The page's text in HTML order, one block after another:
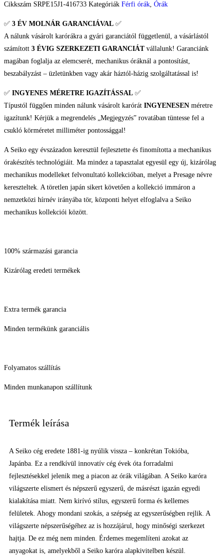
Cikkszám SRPE15J1-416733 Kategóriák Férfi órák, Órák
✅ 3 ÉV MOLNÁR GARANCIÁVAL ✅
A nálunk vásárolt karórákra a gyári garanciától függetlenül, a vásárlástól
számított 3 ÉVIG SZERKEZETI GARANCIÁTvállalunk! Garanciánk
magában foglalja az elemcserét, mechanikus óráknál a pontosítást,
beszabályzást – üzletünkben vagy akár háztól-házig szolgáltatással is!
✅ INGYENES MÉRETRE IGAZÍTÁSSAL ✅
Típustól függően minden nálunk vásárolt karórát INGYENESEN méretre
igazítunk! Kérjük a megrendelés „Megjegyzés” rovatában tüntesse fel a
csukló körméretet milliméter pontossággal!
A Seiko egy évszázadon keresztül fejlesztette és finomította a mechanikus
órakészítés technológiáit. Ma mindez a tapasztalat egyesül egy új, kizárólag
mechanikus modelleket felvonultató kollekcióban, melyet a Presage névre
kereszteltek. A töretlen japán sikert követően a kollekció immáron a
nemzetközi hírnév irányába tör, központi helyet elfoglalva a Seiko
mechanikus kollekciói között.
100% származási garancia
Kizárólag eredeti termékek
Extra termék garancia
Minden termékünk garanciális
Folyamatos szállítás
Minden munkanapon szállítunk
Termék leírása
A Seiko cég eredete 1881-ig nyúlik vissza – konkrétan Tokióba,
Japánba. Ez a rendkívül innovatív cég évek óta forradalmi
fejlesztésekkel jelenik meg a piacon az órák világában. A Seiko karóra
világszerte elismert és népszerű egyszerű, de másrészt igazán egyedi
kialakítása miatt. Nem kirívó stílus, egyszerű forma és kellemes
felületek. Ahogy mondani szokás, a szépség az egyszerűségben rejlik. A
világszerte népszerűségéhez az is hozzájárul, hogy minőségi szerkezet
hajtja. De ez még nem minden. Érdemes megemlíteni azokat az
anyagokat is, amelyekből a Seiko karóra alapkivitelben készül.